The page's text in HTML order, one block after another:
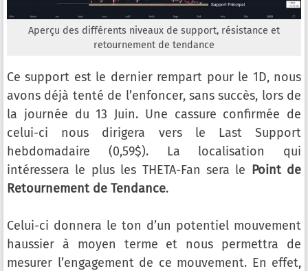
Aperçu des différents niveaux de support, résistance et
retournement de tendance
Ce support est le dernier rempart pour le 1D, nous
avons déjà tenté de l’enfoncer, sans succès, lors de
la journée du 13 Juin. Une cassure confirmée de
celui-ci nous dirigera vers le Last Support
hebdomadaire (0,59$). La localisation qui
intéressera le plus les THETA-Fan sera le Point de
Retournement de Tendance.
Celui-ci donnera le ton d’un potentiel mouvement
haussier à moyen terme et nous permettra de
mesurer l’engagement de ce mouvement. En effet,